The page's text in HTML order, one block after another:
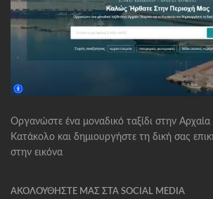
Οργανώστε ένα μοναδικό ταξίδι στην
Κατάκολο και δημιουργήστε τη δική σας
στην εικόνα
ΑΚΟΛΟΥΘΉΣΤΕ ΜΑΣ ΣΤΑ SOCIAL MEDIA